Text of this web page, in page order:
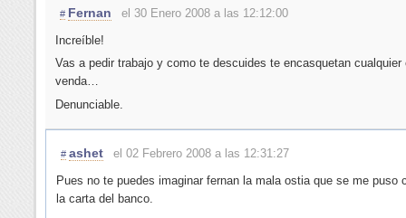
# Fernan
el 30 Enero 2008 a las 12:12:00
Increíble!
Vas a pedir trabajo y como te descuides te encasquetan cualquier
venda…
Denunciable.
# ashet
el 02 Febrero 2008 a las 12:31:27
Pues no te puedes imaginar fernan la mala ostia que se me puso
la carta del banco.